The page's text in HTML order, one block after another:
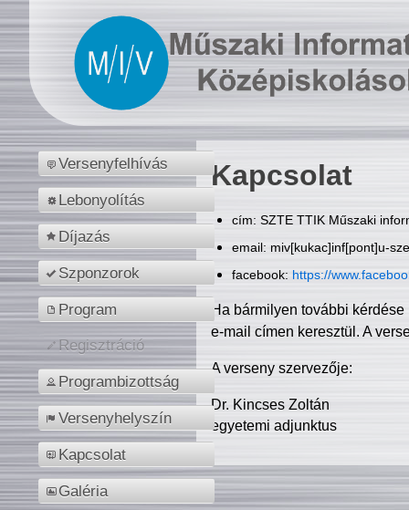
Versenyfelhívás
Lebonyolítás
Díjazás
Szponzorok
Program
Regisztráció
Programbizottság
Versenyhelyszín
Kapcsolat
Galéria
Kapcsolat
cím: SZTE TTIK Műszaki
email: miv[kukac]inf[pont]u-
facebook: https://
Ha bármilyen további
e-mail címen keresztül. A
A verseny szervezője:
Dr. Kincses Zoltán
egyetemi adjunktus